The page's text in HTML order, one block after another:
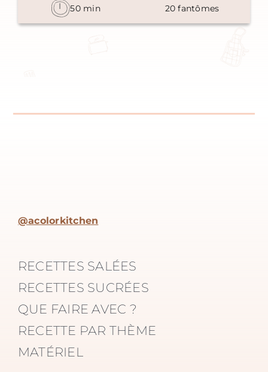
50min 20 fantômes
@acolorkitchen
RECETTES SALÉES
RECETTES SUCRÉES
QUE FAIRE AVEC ?
RECETTE PAR THÈME
MATÉRIEL